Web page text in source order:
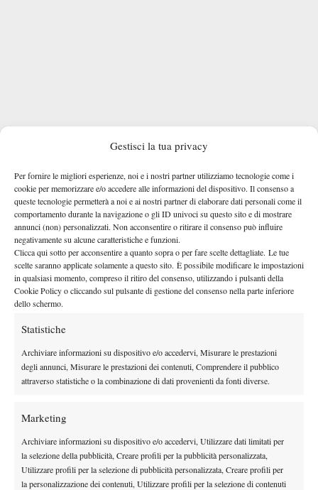
Gestisci la tua privacy
Per fornire le migliori esperienze, noi e i nostri partner utilizziamo tecnologie come i
cookie per memorizzare e/o accedere alle informazioni del dispositivo. Il consenso a
queste tecnologie permetterà a noi e ai nostri partner di elaborare dati personali come il
comportamento durante la navigazione o gli ID univoci su questo sito e di mostrare
annunci (non) personalizzati. Non acconsentire o ritirare il consenso può influire
negativamente su alcune caratteristiche e funzioni.
Clicca qui sotto per acconsentire a quanto sopra o per fare scelte dettagliate. Le tue
scelte saranno applicate solamente a questo sito. È possibile modificare le impostazioni
in qualsiasi momento, compreso il ritiro del consenso, utilizzando i pulsanti della
Cookie Policy o cliccando sul pulsante di gestione del consenso nella parte inferiore
dello schermo.
Statistiche
Archiviare informazioni su dispositivo e/o accedervi, Misurare le prestazioni
degli annunci, Misurare le prestazioni dei contenuti, Comprendere il pubblico
attraverso statistiche o la combinazione di dati provenienti da fonti diverse.
Marketing
Archiviare informazioni su dispositivo e/o accedervi, Utilizzare dati limitati per
la selezione della pubblicità, Creare profili per la pubblicità personalizzata,
Utilizzare profili per la selezione di pubblicità personalizzata, Creare profili per
la personalizzazione dei contenuti, Utilizzare profili per la selezione di contenuti
Atp News
Effetto Montreal: forfait e sorprese
Dalle porte dell’eliminazione alla gloria:
Norrie scrive la sua favola a Montreal,
rimonta folle su de Minaur